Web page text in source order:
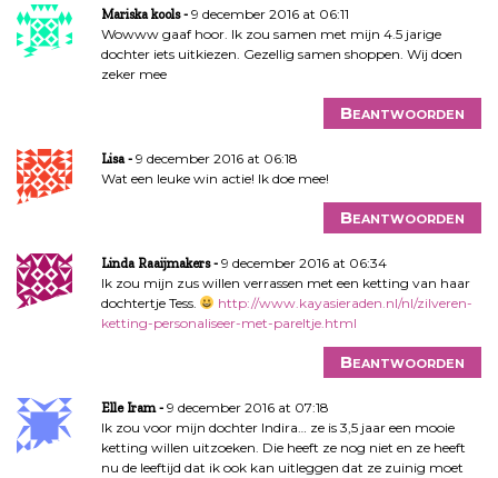
t
n
g
a
t
e
Mariska kools
9 december 2016 at 06:11
Wowww gaaf hoor. Ik zou samen met mijn 4.5 jarige
dochter iets uitkiezen. Gezellig samen shoppen. Wij doen
zeker mee
Beantwoorden
Lisa
9 december 2016 at 06:18
Wat een leuke win actie! Ik doe mee!
Beantwoorden
Linda Raaijmakers
9 december 2016 at 06:34
Ik zou mijn zus willen verrassen met een ketting van haar
dochtertje Tess.
http://www.kayasieraden.nl/nl/zilveren-
ketting-personaliseer-met-pareltje.html
Beantwoorden
Elle Iram
9 december 2016 at 07:18
Ik zou voor mijn dochter Indira… ze is 3,5 jaar een mooie
ketting willen uitzoeken. Die heeft ze nog niet en ze heeft
nu de leeftijd dat ik ook kan uitleggen dat ze zuinig moet